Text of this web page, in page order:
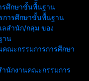
รศึกษาขั้นพื้นฐาน
การศึกษาขั้นพื้นฐาน
ลสำนัก/กลุ่ม ของ
าน
คณะกรรมการการศึกษา
ำนักงานคณะกรรมการ